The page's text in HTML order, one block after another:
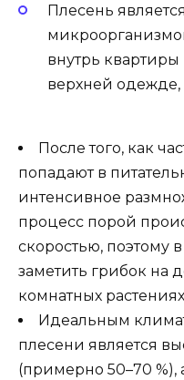
Плесень
внутрь квартиры
верхней одежде,
После того, как
попадают в
интенсивное
процесс порой
скоростью,
заметить грибок на
комнатных
Идеальным
плесени является
(примерно 50–70 %),